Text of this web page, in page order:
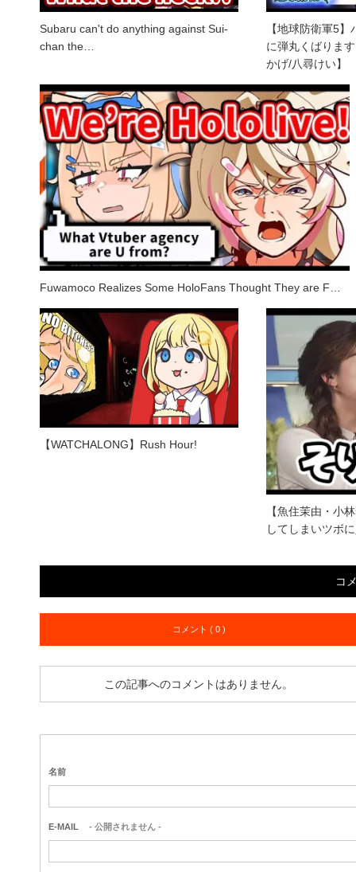
Subaru can't do anything against Sui-
chan the…
【地球防衛軍5
に弾丸くばりま
かげ/八尋けい】
Fuwamoco Realizes Some HoloFans Thought They are F…
【WATCHALONG】Rush Hour!
【魚住茉由・小
してしまいツボ
コ
コメント ( 0 )
この記事へのコメントはありません。
名前
E-MAIL - 公開されません -